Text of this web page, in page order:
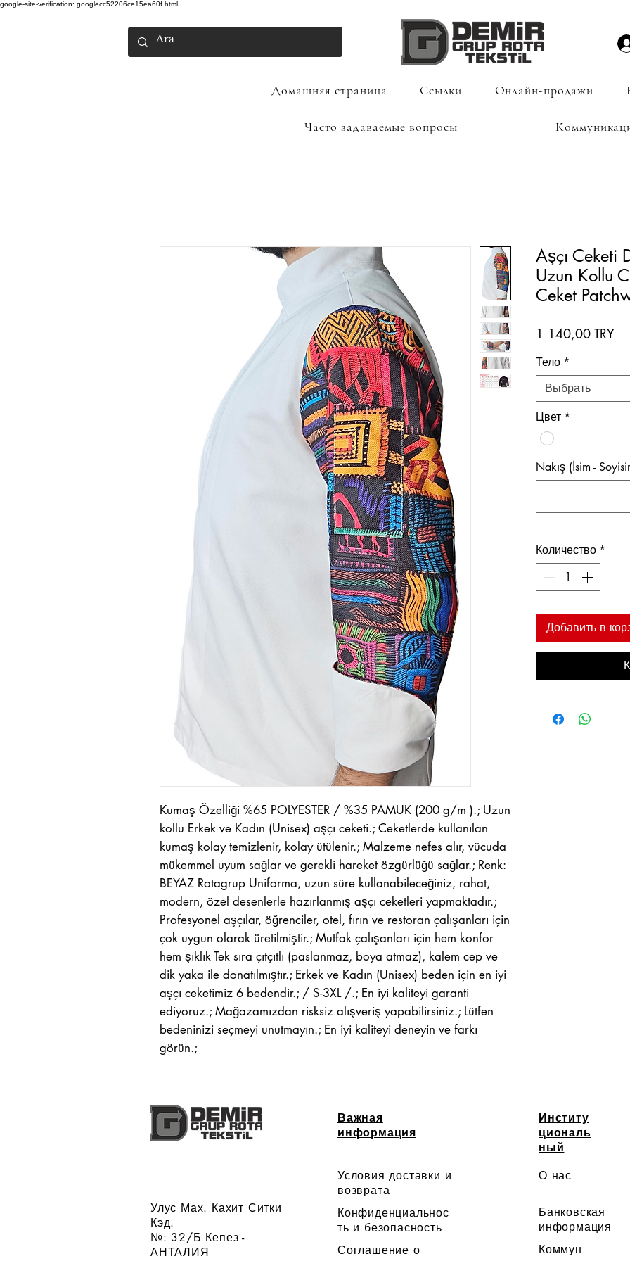
google-site-verification: googlecc52206ce15ea60f.html
Домашняя страница Ссылки Онлайн-продажи
Часто задаваемые вопросы
Kumaş Özelliği %65 POLYESTER / %35 PAMUK (200 g/m ).; Uzun
kollu Erkek ve Kadın (Unisex) aşçı ceketi.; Ceketlerde kullanılan
kumaş kolay temizlenir, kolay ütülenir.; Malzeme nefes alır, vücuda
mükemmel uyum sağlar ve gerekli hareket özgürlüğü sağlar.; Renk:
BEYAZ Rotagrup Uniforma, uzun süre kullanabileceğiniz, rahat,
modern, özel desenlerle hazırlanmış aşçı ceketleri yapmaktadır.;
Profesyonel aşçılar, öğrenciler, otel, fırın ve restoran çalışanları için
çok uygun olarak üretilmiştir.; Mutfak çalışanları için hem konfor
hem şıklık Tek sıra çıtçıtlı (paslanmaz, boya atmaz), kalem cep ve
dik yaka ile donatılmıştır.; Erkek ve Kadın (Unisex) beden için en iyi
aşçı ceketimiz 6 bedendir.; / S-3XL /.; En iyi kaliteyi garanti
ediyoruz.; Mağazamızdan risksiz alışveriş yapabilirsiniz.; Lütfen
bedeninizi seçmeyi unutmayın.; En iyi kaliteyi deneyin ve farkı
görün.;
Aşçı Ceketi
Uzun Kollu
Ceket
1 140,00 TRY
Тело *
Выбрать
Цвет *
Nakış (İsim -
Количество *
Добавить в
Улус Мах. Кахит Ситки
Кэд.
№: 32/Б Кепез -
АНТАЛИЯ
Важная
информация
Условия доставки и
возврата
Конфиденциальнос
ть и безопасность
Соглашение о
Институ
циональ
ный
О нас
Банковская
информация
Коммун